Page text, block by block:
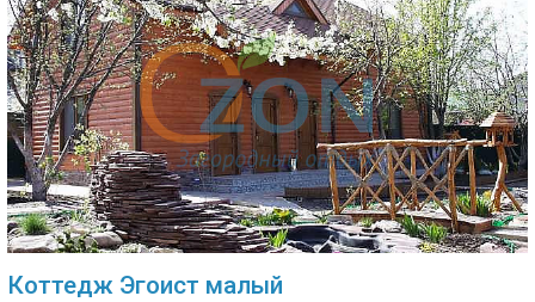
Коттедж Эгоист малый